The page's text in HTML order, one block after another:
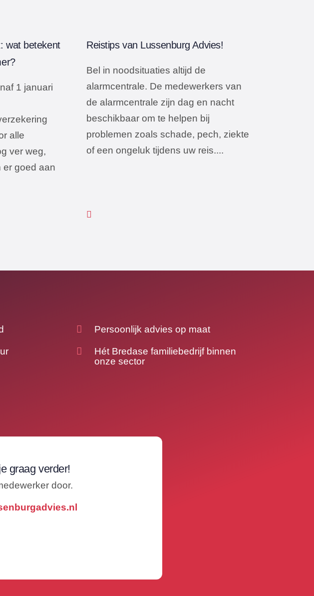
wat betekent
1 januari
alle
ver weg,
er goed aan
Reistips van Lussenburg Advies!
Bel in noodsituaties altijd de
alarmcentrale. De medewerkers van
de alarmcentrale zijn dag en nacht
beschikbaar om te helpen bij
problemen zoals schade, pech, ziekte
of een ongeluk tijdens uw reis....
Persoonlijk advies op maat
Hét Bredase familiebedrijf binnen
onze sector
graag verder!
door.